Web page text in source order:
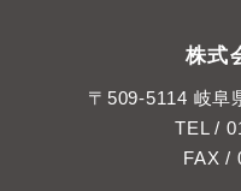
株式
〒509-5114 岐阜
TEL /
FAX /